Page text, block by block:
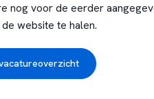
nog voor de eerder
website te halen.